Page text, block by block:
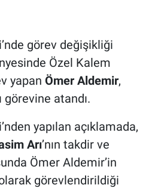
görev değişikliği
Özel Kalem
yapan Ömer Aldemir,
görevine atandı.
yapılan açıklamada,
Arı’nın takdir ve
Ömer Aldemir’in
olarak görevlendirildiği